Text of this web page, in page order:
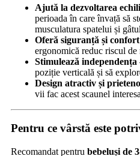
Ajută la dezvoltarea
perioada în care învață să
musculatura spatelui și
Oferă siguranță și confort
ergonomică reduc riscul de
Stimulează independența
poziție verticală și să
Design atractiv și
vii fac acest scaunel
Pentru ce vârstă este
Recomandat pentru bebeluși de